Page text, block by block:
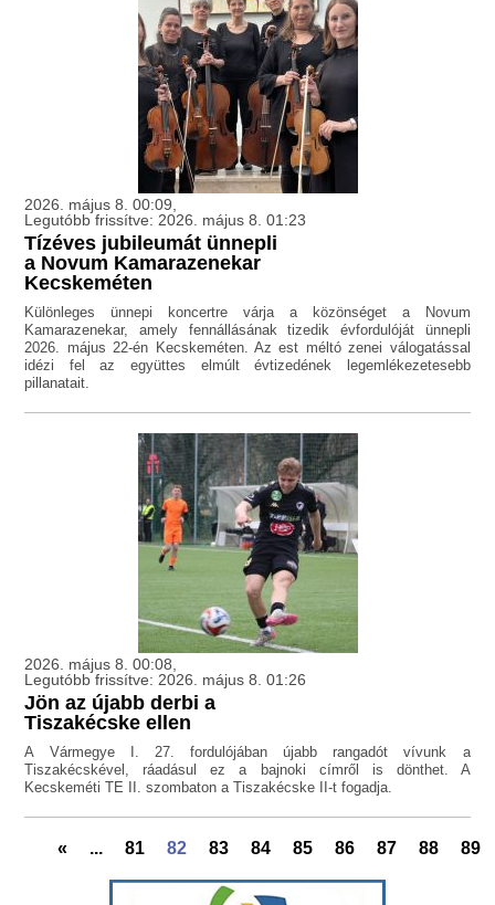
2026. május 8. 00:09,
Legutóbb frissítve: 2026. május 8. 01:23
Tízéves jubileumát ünnepli
a Novum Kamarazenekar
Kecskeméten
Különleges ünnepi koncertre várja a közönséget a Novum
Kamarazenekar, amely fennállásának tizedik évfordulóját ünnepli
2026. május 22-én Kecskeméten. Az est méltó zenei válogatással
idézi fel az együttes elmúlt évtizedének legemlékezetesebb
pillanatait.
2026. május 8. 00:08,
Legutóbb frissítve: 2026. május 8. 01:26
Jön az újabb derbi a
Tiszakécske ellen
A Vármegye I. 27. fordulójában újabb rangadót vívunk a
Tiszakécskével, ráadásul ez a bajnoki címről is dönthet. A
Kecskeméti TE II. szombaton a Tiszakécske II-t fogadja.
« ... 81 82 83 84 85 86 87 88 89